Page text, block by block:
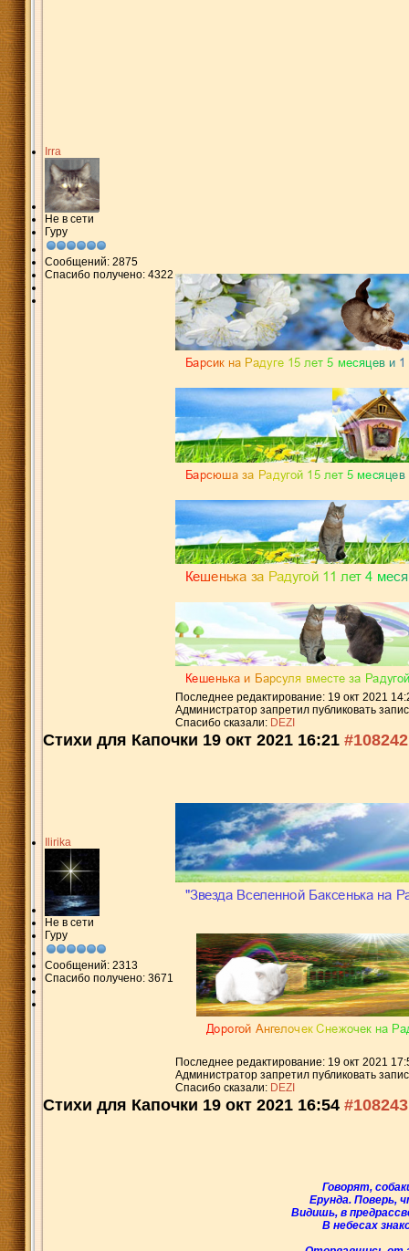
Irra
Не в сети
Гуру
Сообщений: 2875
Спасибо получено: 4322
Последнее редактирование: 19 окт 2021
Администратор запретил публиковать
Спасибо сказали: DEZI
Стихи для Капочки 19 окт 2021 16:21 #108242
Ilirika
Не в сети
Гуру
Сообщений: 2313
Спасибо получено: 3671
Последнее редактирование: 19 окт 2021
Администратор запретил публиковать
Спасибо сказали: DEZI
Стихи для Капочки 19 окт 2021 16:54 #108243
Говорят,
Ерунда. Поверь,
Видишь, в
В небесах